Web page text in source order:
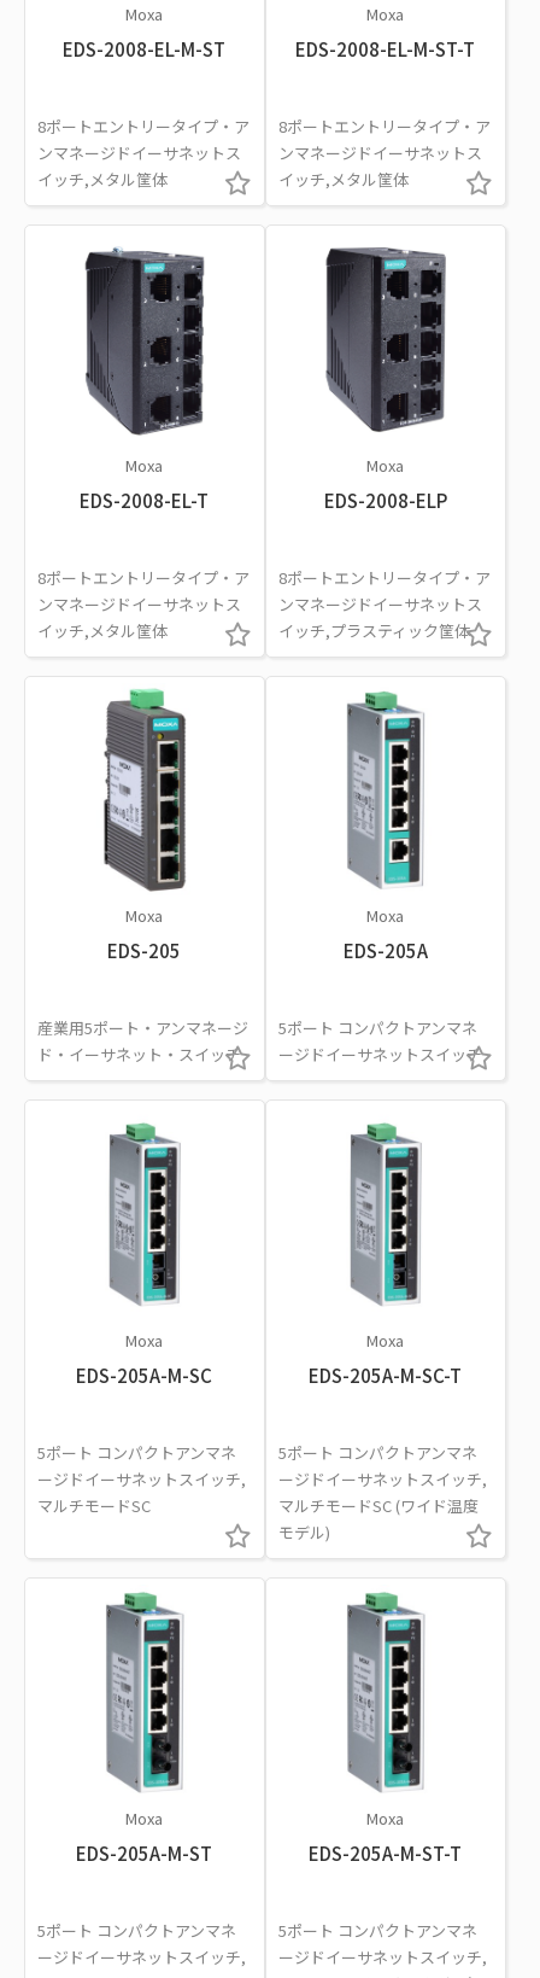
Moxa
EDS-2008-EL-M-ST
8ポートエントリータイプ・ア
ンマネージドイーサネットス
イッチ,メタル筐体
Moxa
EDS-2008-EL-M-ST-T
8ポートエントリータイプ・ア
ンマネージドイーサネットス
イッチ,メタル筐体
Moxa
EDS-2008-EL-T
8ポートエントリータイプ・ア
ンマネージドイーサネットス
イッチ,メタル筐体
Moxa
EDS-2008-ELP
8ポートエントリータイプ・ア
ンマネージドイーサネットス
イッチ,プラスティック筐体
Moxa
EDS-205
産業用5ポート・アンマネージ
ド・イーサネット・スイッチ
Moxa
EDS-205A
5ポート コンパクトアンマネ
ージドイーサネットスイッチ
Moxa
EDS-205A-M-SC
5ポート コンパクトアンマネ
ージドイーサネットスイッチ,
マルチモードSC
Moxa
EDS-205A-M-SC-T
5ポート コンパクトアンマネ
ージドイーサネットスイッチ,
マルチモードSC (ワイド温度
モデル)
Moxa
EDS-205A-M-ST
5ポート コンパクトアンマネ
ージドイーサネットスイッチ,
Moxa
EDS-205A-M-ST-T
5ポート コンパクトアンマネ
ージドイーサネットスイッチ,